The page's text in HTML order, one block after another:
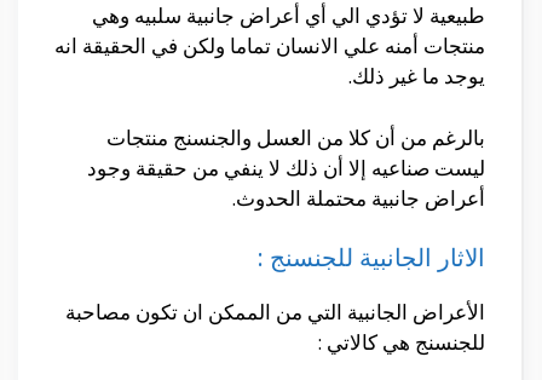
طبيعية لا تؤدي الي أي أعراض جانبية سلبيه وهي
منتجات أمنه علي الانسان تماما ولكن في الحقيقة انه
يوجد ما غير ذلك.
بالرغم من أن كلا من العسل والجنسنج منتجات
ليست صناعيه إلا أن ذلك لا ينفي من حقيقة وجود
أعراض جانبية محتملة الحدوث.
الاثار الجانبية للجنسنج :
الأعراض الجانبية التي من الممكن ان تكون مصاحبة
للجنسنج هي كالاتي :